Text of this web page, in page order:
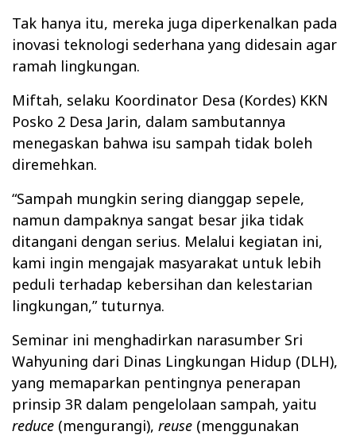
Tak hanya itu, mereka juga diperkenalkan pada
inovasi teknologi sederhana yang didesain agar
ramah lingkungan.
Miftah, selaku Koordinator Desa (Kordes) KKN
Posko 2 Desa Jarin, dalam sambutannya
menegaskan bahwa isu sampah tidak boleh
diremehkan.
“Sampah mungkin sering dianggap sepele,
namun dampaknya sangat besar jika tidak
ditangani dengan serius. Melalui kegiatan ini,
kami ingin mengajak masyarakat untuk lebih
peduli terhadap kebersihan dan kelestarian
lingkungan,” tuturnya.
Seminar ini menghadirkan narasumber Sri
Wahyuning dari Dinas Lingkungan Hidup (DLH),
yang memaparkan pentingnya penerapan
prinsip 3R dalam pengelolaan sampah, yaitu
reduce (mengurangi), reuse (menggunakan